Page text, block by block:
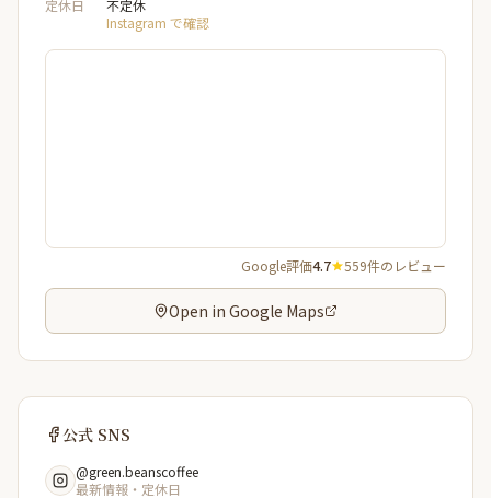
定休日
不定休
Instagram で確認
Google評価4.7 559件のレビュー
Open in Google Maps
公式 SNS
@green.beanscoffee
最新情報・定休日